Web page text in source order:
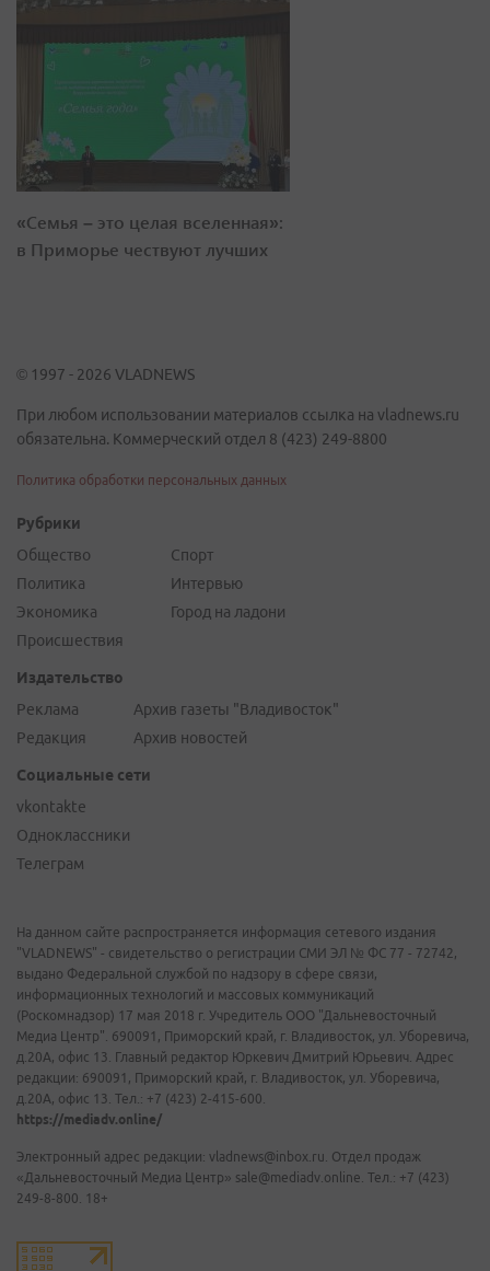
«Семья – это целая вселенная»:
в Приморье чествуют лучших
© 1997 - 2026 VLADNEWS
При любом использовании материалов ссылка на vladnews.ru
обязательна. Коммерческий отдел 8 (423) 249-8800
Политика обработки персональных данных
Рубрики
Общество
Политика
Экономика
Происшествия
Спорт
Интервью
Город на ладони
Издательство
Реклама
Редакция
Архив газеты "Владивосток"
Архив новостей
Социальные сети
vkontakte
Одноклассники
Телеграм
На данном сайте распространяется информация сетевого издания
"VLADNEWS" - свидетельство о регистрации СМИ ЭЛ № ФС 77 - 72742,
выдано Федеральной службой по надзору в сфере связи,
информационных технологий и массовых коммуникаций
(Роскомнадзор) 17 мая 2018 г. Учредитель ООО "Дальневосточный
Медиа Центр". 690091, Приморский край, г. Владивосток, ул. Уборевича,
д.20А, офис 13. Главный редактор Юркевич Дмитрий Юрьевич. Адрес
редакции: 690091, Приморский край, г. Владивосток, ул. Уборевича,
д.20А, офис 13. Тел.: +7 (423) 2-415-600.
https://mediadv.online/
Электронный адрес редакции: vladnews@inbox.ru. Отдел продаж
«Дальневосточный Медиа Центр» sale@mediadv.online. Тел.: +7 (423)
249-8-800. 18+